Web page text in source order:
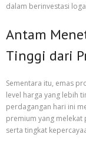
dalam berinvestasi
Antam
Tinggi dari
Sementara itu, emas
level harga yang lebih
perdagangan hari ini
premium yang melekat
serta tingkat